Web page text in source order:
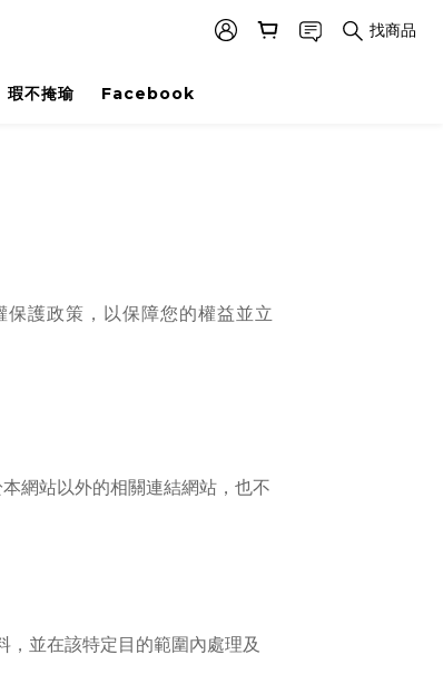
找商品
瑕不掩瑜 Facebook
護政策，以保障您的權益並立
網站以外的相關連結網站，也不
並在該特定目的範圍內處理及